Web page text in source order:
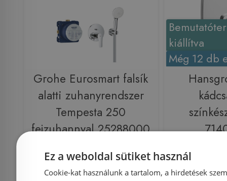
Grohe Eurosmart falsík
alatti zuhanyrendszer
Tempesta 250
fejzuhannyal 25288000
Azonosító: 209391
kiállítva
Még 12 db
Ez a weboldal sütiket használ
Cookie-kat használunk a tartalom, a hirdetések